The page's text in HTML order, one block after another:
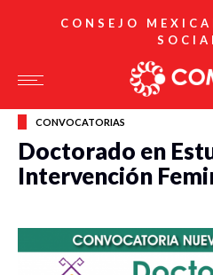
CONSEJO
CONVOCATORIAS
Doctorado en
Intervención